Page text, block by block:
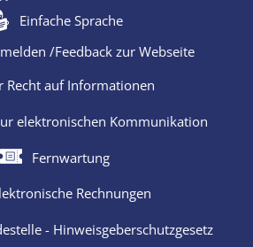
Einfache Sprache
/Feedback zur Webseite
Recht auf Informationen
elektronischen Kommunikation
Fernwartung
Rechnungen
- Hinweisgeberschutzgesetz